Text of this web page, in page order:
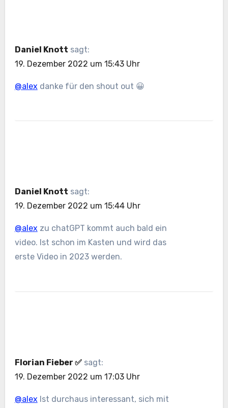
Daniel Knott sagt:
19. Dezember 2022 um 15:43 Uhr
@alex danke für den shout out 😀
Daniel Knott sagt:
19. Dezember 2022 um 15:44 Uhr
@alex zu chatGPT kommt auch bald ein
video. Ist schon im Kasten und wird das
erste Video in 2023 werden.
Florian Fieber ✅️ sagt:
19. Dezember 2022 um 17:03 Uhr
@alex Ist durchaus interessant, sich mit